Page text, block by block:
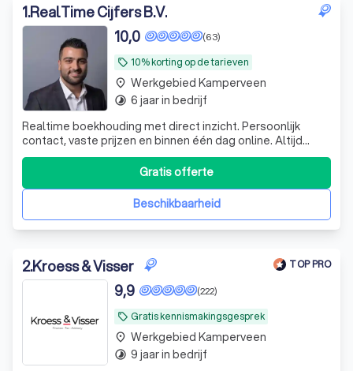
op hun expertise, opleiding en de 1000+
klantenbeoordelingen vanuit verschillende bronnen.
Wat is een boekhouder? Ontdek de
wereld van boekhouding
Welke diensten biedt een boekhouder?
Ontdek de mogelijkheden
Hoe vind je een goede boekhouder? Volg
deze stappen
1.RealTime Cijfers B.V.
local_offer 10% korting op de tarieven
(63)
10,0
Realtime boekhouding met direct inzicht. Persoonlijk
contact, vaste prijzen en binnen één dag online. Altijd
bereikbaar én beoordeeld met 5 sterren op Google.
Beschikbaarheid
Gratis offerte
place Werkgebied Kamperveen
timelapse 6 jaar in bedrijf
2.Kroess & Visser TOP PRO
local_offer Gratis kennismakingsgesprek
(222)
9,9
place Werkgebied Kamperveen
timelapse 9 jaar in bedrijf